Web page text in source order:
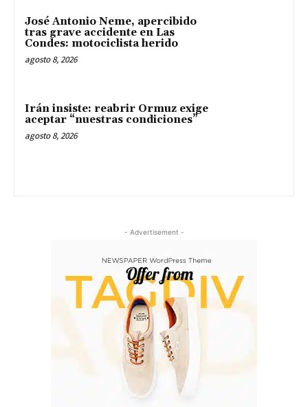
José Antonio Neme, apercibido
tras grave accidente en Las
Condes: motociclista herido
agosto 8, 2026
Irán insiste: reabrir Ormuz exige
aceptar “nuestras condiciones”
agosto 8, 2026
- Advertisement -